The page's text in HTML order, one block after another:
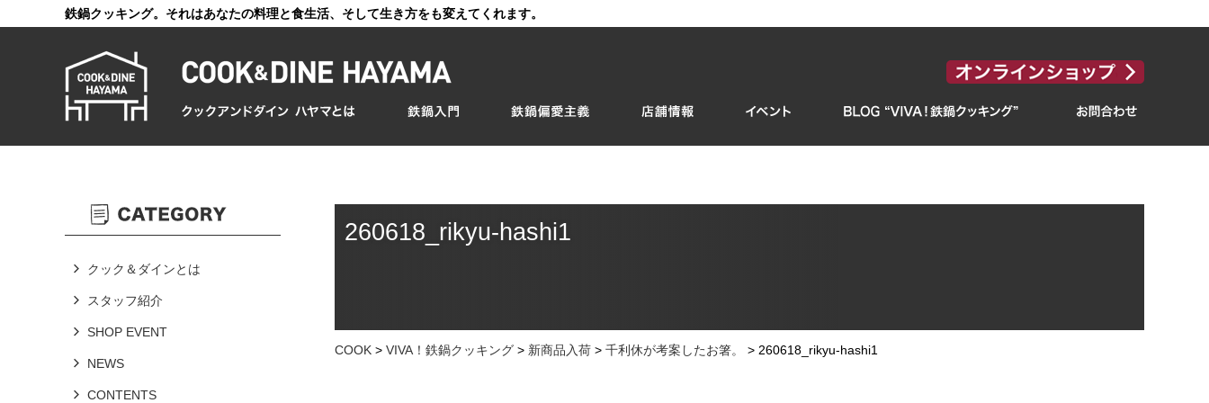
鉄鍋クッキング。それはあなたの料理と食生活、そして生き方をも変えてくれます。
260618_rikyu-hashi1
COOK > VIVA！鉄鍋クッキング > 新商品入荷 > 千利休が考案したお箸。 > 260618_rikyu-hashi1
クック＆ダインとは
スタッフ紹介
SHOP EVENT
NEWS
CONTENTS